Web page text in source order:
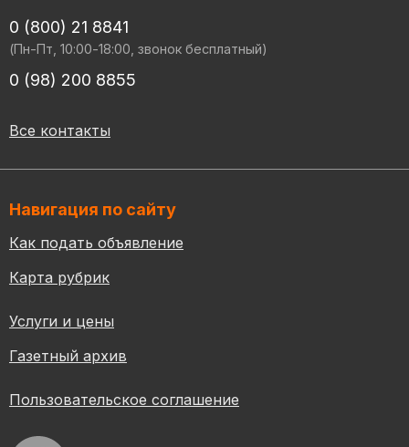
0 (800) 21 8841
(Пн-Пт, 10:00-18:00, звонок бесплатный)
0 (98) 200 8855
Все контакты
Навигация по сайту
Как подать объявление
Карта рубрик
Услуги и цены
Газетный архив
Пользовательское соглашение